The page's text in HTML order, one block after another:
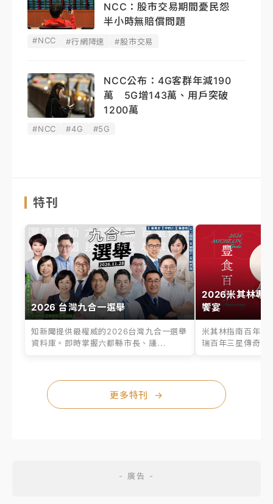
NCC：股市交易期間憂民怨
半小時無賠償問題
#NCC #行網降速 #股市交易
NCC公布：4G客群年減190
萬 5G增143萬、用戶突破
1200萬
#NCC #4G #5G
特刊
2026 台灣九合一選舉
知新聞提供最權威的2026台灣九合一選舉
資料庫。即時掌握六都縣市長、議...
2026米其林專
饗宴
米其林指南百年之
瑞百年三星傳奇、
更多特刊 →